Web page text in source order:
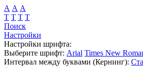
А А А
Т Т Т Т
Поиск
Настройки
Настройки шрифта:
Выберите шрифт: Arial Times New
Интервал между буквами (Кернинг):